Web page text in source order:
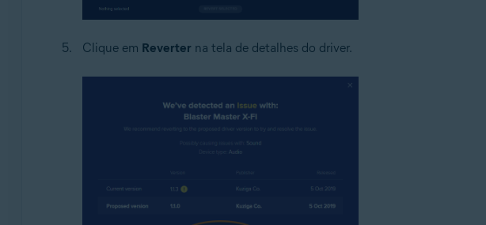
Clique em Reverter na tela de detalhes do driver.